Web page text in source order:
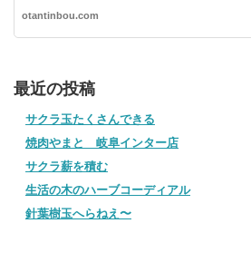
otantinbou.com
最近の投稿
サクラ玉たくさんできる
焼肉やまと 岐阜インター店
サクラ薪を積む
生活の木のハーブコーディアル
針葉樹玉へらねえ〜